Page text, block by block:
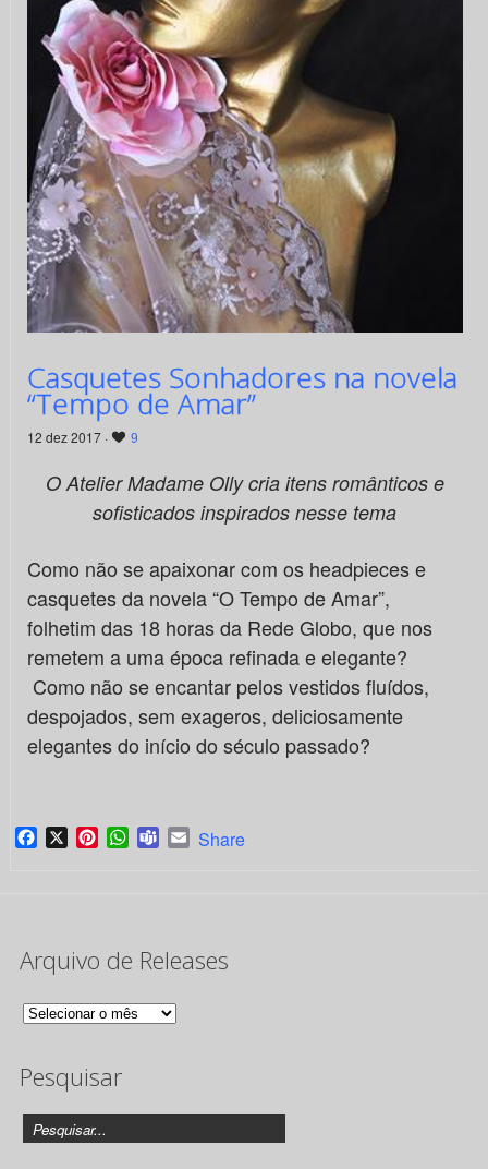
Casquetes Sonhadores na novela
“Tempo de Amar”
12 dez 2017 · 9
O Atelier Madame Olly cria itens românticos e
sofisticados inspirados nesse tema
Como não se apaixonar com os headpieces e
casquetes da novela “O Tempo de Amar”,
folhetim das 18 horas da Rede Globo, que nos
remetem a uma época refinada e elegante?
Como não se encantar pelos vestidos fluídos,
despojados, sem exageros, deliciosamente
elegantes do início do século passado?
Facebook
X PinterestWhatsApp
TeamsEmail
Share
Arquivo de Releases
Arquivo
Releases
Pesquisar